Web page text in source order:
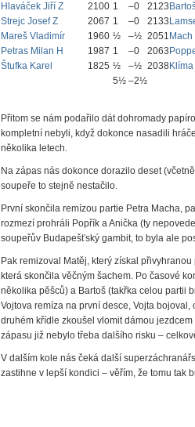
Hlaváček Jiří Z
2100 1 –0 2123
Strejc Josef Z
2067 1 –0 2133
Mareš Vladimír
1960 ½ –½ 2051 Mach
Petras Milan H
1987 1 –0 2063
Štufka Karel
1825 ½ –½ 2038
5½ –2½
Přitom se nám podařilo dát dohromady
kompletní nebyli, když dokonce nasadili
několika letech.
Na zápas nás dokonce dorazilo deset
soupeře to stejně nestačilo.
První skončila remízou partie Petra Macha,
rozmezí prohráli Popřík a Anička (ty
soupeřův Budapešťský gambit, to byla ale
Pak remizoval Matěj, který získal
která skončila věčným šachem. Po časové
několika pěšců) a Bartoš (takřka celou partii
Vojtova remíza na první desce, Vojta
druhém křídle zkoušel vlomit dámou
zápasu již nebylo třeba dalšího risku –
V dalším kole nás čeká další
zastihne v lepší kondici – věřím, že tomu tak